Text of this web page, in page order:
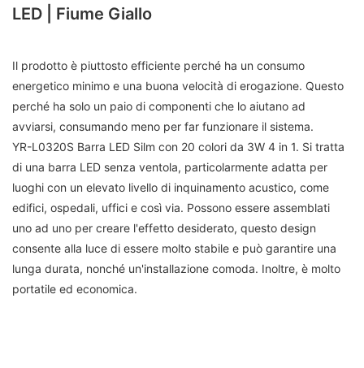
LED | Fiume Giallo
Il prodotto è piuttosto efficiente perché ha un consumo
energetico minimo e una buona velocità di erogazione. Questo
perché ha solo un paio di componenti che lo aiutano ad
avviarsi, consumando meno per far funzionare il sistema.
YR-L0320S Barra LED Silm con 20 colori da 3W 4 in 1. Si tratta
di una barra LED senza ventola, particolarmente adatta per
luoghi con un elevato livello di inquinamento acustico, come
edifici, ospedali, uffici e così via. Possono essere assemblati
uno ad uno per creare l'effetto desiderato, questo design
consente alla luce di essere molto stabile e può garantire una
lunga durata, nonché un'installazione comoda. Inoltre, è molto
portatile ed economica.